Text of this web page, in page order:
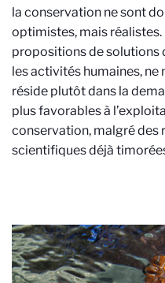
la conservation ne sont
optimistes, mais réalistes.
propositions de solutions
les activités humaines, ne
réside plutôt dans la
plus favorables à
conservation, malgré
scientifiques déjà